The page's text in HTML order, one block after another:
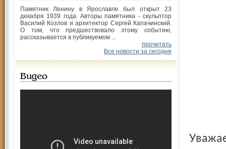
Памятник Ленину в Ярославле был открыт 23
декабря 1939 года. Авторы памятника - скульптор
Василий Козлов и архитектор Сергей Капачинский.
О том, что предшествовало этому событию,
рассказывается в публикуемом ...
прочитать
Все новости за сегодня
Видео
Уважаемый Анатолий Иванович! К вам обращается